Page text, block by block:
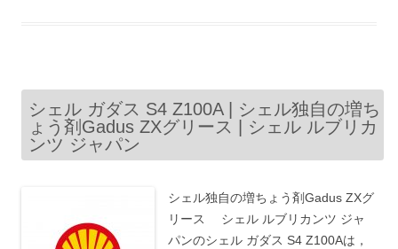
シェル ガダス S4 Z100A | シェル独自の増ち
ょう剤Gadus ZXグリース | シェル ルブリカ
ンツ ジャパン
シェル独自の増ちょう剤Gadus ZXグ
リース シェル ルブリカンツ ジャ
パンのシェル ガダス S4 Z100Aは，